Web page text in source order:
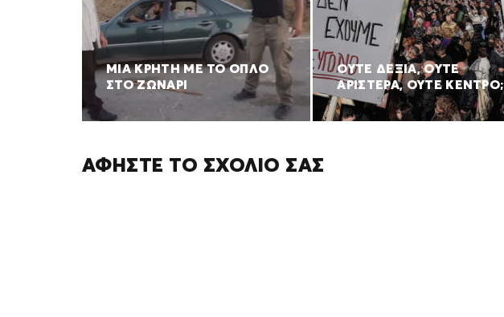
ΜΙΑ ΚΡΗΤΗ ΜΕ ΤΟ ΟΠΛΟ
ΣΤΟ ΖΩΝΑΡΙ
ΟΥΤΕ ΔΕΞΙΑ, ΟΥΤΕ
ΑΡΙΣΤΕΡΑ, ΟΥΤΕ ΚΕΝΤΡΟ;
ΑΦΉΣΤΕ ΤΟ ΣΧΌΛΙΌ ΣΑΣ